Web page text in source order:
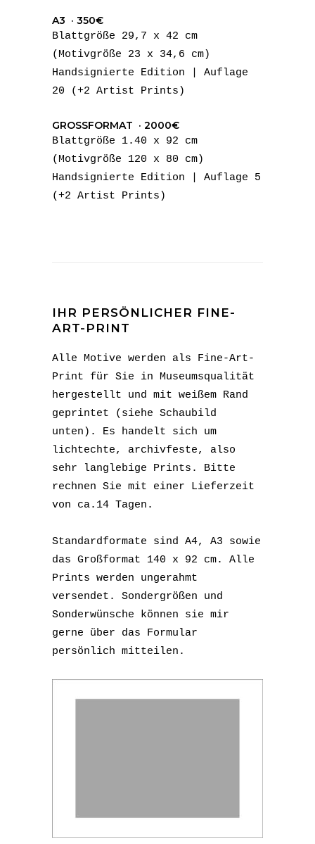
A3 · 350€
Blattgröße 29,7 x 42 cm
(Motivgröße 23 x 34,6 cm)
Handsignierte Edition | Auflage
20 (+2 Artist Prints)
GROSSFORMAT · 2000€
Blattgröße 1.40 x 92 cm
(Motivgröße 120 x 80 cm)
Handsignierte Edition | Auflage 5
(+2 Artist Prints)
IHR PERSÖNLICHER FINE-
ART-PRINT
Alle Motive werden als Fine-Art-
Print für Sie in Museumsqualität
hergestellt und mit weißem Rand
geprintet (siehe Schaubild
unten). Es handelt sich um
lichtechte, archivfeste, also
sehr langlebige Prints. Bitte
rechnen Sie mit einer Lieferzeit
von ca.14 Tagen.
Standardformate sind A4, A3 sowie
das Großformat 140 x 92 cm. Alle
Prints werden ungerahmt
versendet. Sondergrößen und
Sonderwünsche können sie mir
gerne über das Formular
persönlich mitteilen.